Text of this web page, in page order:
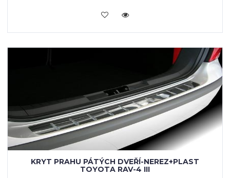
KOUPIT
KRYT PRAHU PÁTÝCH DVEŘÍ-NEREZ+PLAST
TOYOTA RAV-4 III